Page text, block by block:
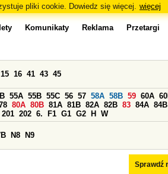
pliki cookie. Dowiedz się więcej. więcej
Komunikaty Reklama Przetargi
Sprawdź
15 16 41 43 45
55A 55B 55C 56 57 58A 58B 59 60A
80A 80B 81A 81B 82A 82B 83 84A 84B
201 202 6. F1 G1 G2 H W
N8 N9